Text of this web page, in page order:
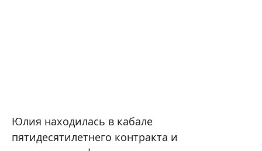
Юлия находилась в кабале
пятидесятилетнего контракта и